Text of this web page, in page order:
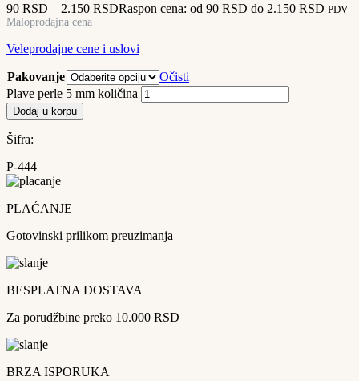
90 RSD – 2.150 RSDRaspon cena: od 90 RSD do 2.150 RSD PDV
Maloprodajna cena
Veleprodajne cene i uslovi
Pakovanje
Očisti
Plave perle 5 mm količina
Dodaj u korpu
Šifra:
P-444
PLAĆANJE
Gotovinski prilikom preuzimanja
BESPLATNA DOSTAVA
Za porudžbine preko 10.000 RSD
BRZA ISPORUKA